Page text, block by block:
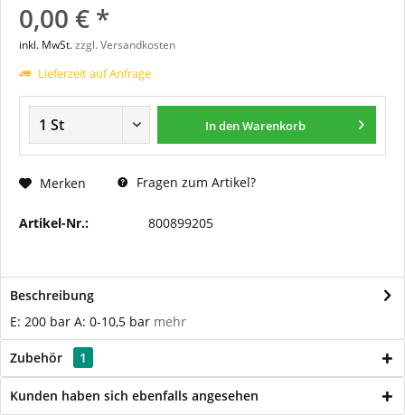
0,00 € *
inkl. MwSt.zzgl. Versandkosten
Lieferzeit auf Anfrage
In denWarenkorb
Merken Fragen zum Artikel?
Artikel-Nr.: 800899205
Beschreibung
E: 200 bar A: 0-10,5 bar mehr
Zubehör 1
Kunden haben sich ebenfalls angesehen